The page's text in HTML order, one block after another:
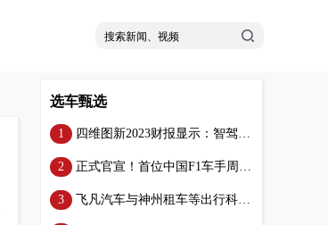
选车甄选
四维图新2023财报显示：智驾业务收入与交付量均实现大幅增长
正式官宣！首位中国F1车手周冠宇出任爱玛黑翼全速领航员！
飞凡汽车与神州租车等出行科技巨头联手，共创智能舒适出行新纪元